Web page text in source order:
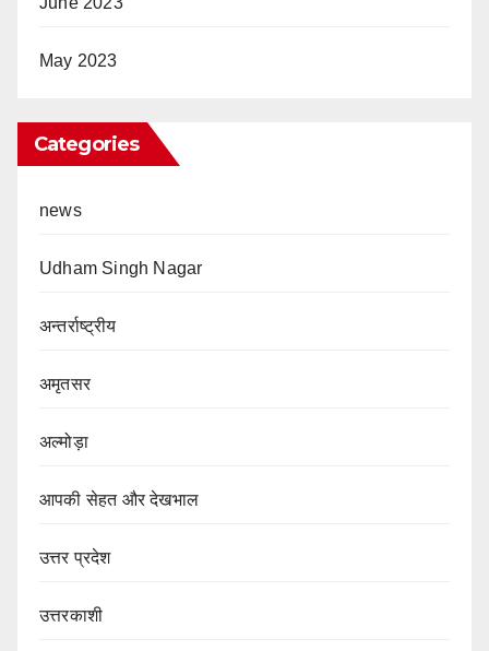
May 2023
Categories
news
Udham Singh Nagar
अन्तर्राष्ट्रीय
अमृतसर
अल्मोड़ा
आपकी सेहत और देखभाल
उत्तर प्रदेश
उत्तरकाशी